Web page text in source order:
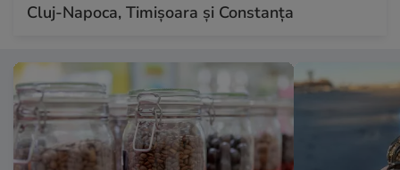
Cluj-Napoca, Timișoara și Constanța